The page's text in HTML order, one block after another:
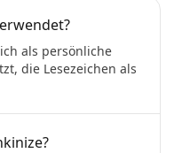
als persönliche
die Lesezeichen als